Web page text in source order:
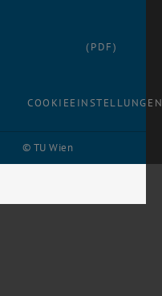
© TU Wien
(PDF)
COOKIEEINSTELLUNGEN